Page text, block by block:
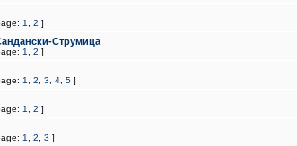
1 2 ]
Струмица
1 2 ]
1 2 3 4 5 ]
1 2 ]
1 2 3 ]